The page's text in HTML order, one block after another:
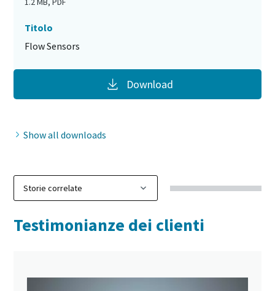
Titolo
Flow Sensors
Download
Show all downloads
Testimonianze dei clienti